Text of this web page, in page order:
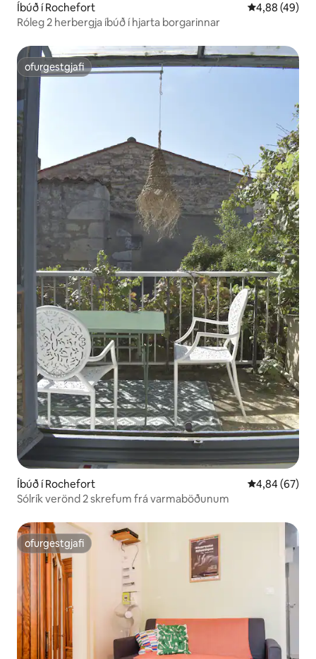
Íbúð í Rochefort 4,88 af 5 í
4,88 (49)
Róleg 2 herbergja íbúð í hjarta borgarinnar
ofurgestgjafi
ofurgestgjafi
Íbúð í Rochefort 4,84 af 5 í
4,84 (67)
Sólrík verönd 2 skrefum frá varmaböðunum
ofurgestgjafi
ofurgestgjafi